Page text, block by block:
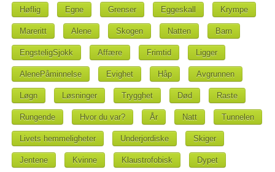
Høflig Egne Grenser Eggeskall Krympe
Mareritt Alene Skogen Natten Barn
EngsteligSjokk Affære Frimtid Ligger
AlenePåminnelse Evighet Håp Avgrunnen
Løgn Løsninger Trygghet Død Raste
Rungende Hvor du var? År Natt Tunnelen
Livets hemmeligheter Underjordiske Skiger
Jentene Kvinne Klaustrofobisk Dypet